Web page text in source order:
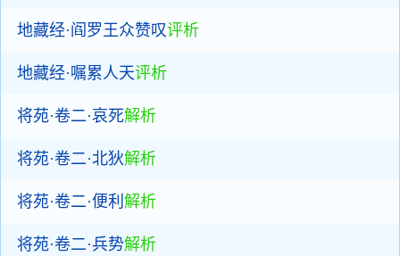
地藏经·阎罗王众赞叹评析
地藏经·嘱累人天评析
将苑·卷二·哀死解析
将苑·卷二·北狄解析
将苑·卷二·便利 解析
将苑·卷二·兵势解析